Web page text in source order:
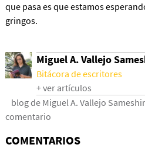
que pasa es que estamos
gringos.
Miguel A. Vallejo
Bitácora de escritores
+ ver artículos
blog de Miguel A. Vallejo
comentario
COMENTARIOS